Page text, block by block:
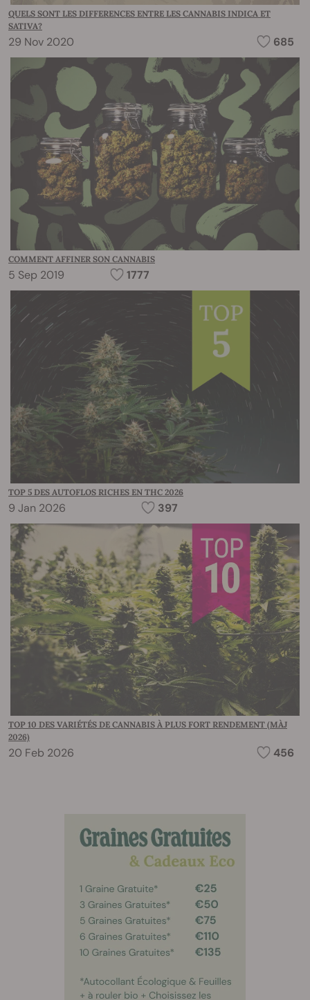
QUELS SONT LES DIFFERENCES ENTRE LES CANNABIS INDICA ET
SATIVA?
29 Nov 2020 685
COMMENT AFFINER SON CANNABIS
5 Sep 2019 1777
TOP 5 DES AUTOFLOS RICHES EN THC 2026
9 Jan 2026 397
TOP 10 DES VARIÉTÉS DE CANNABIS À PLUS FORT RENDEMENT (MÀJ
2026)
20 Feb 2026 456